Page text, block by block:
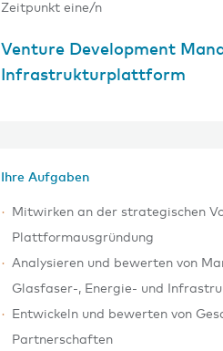
Zeitpunkt eine/n
Venture Development
Infrastrukturplattform
Ihre Aufgaben
Mitwirken an der strategischen
Plattformausgründung
Analysieren und bewerten von
Glasfaser-, Energie- und
Entwickeln und bewerten von
Partnerschaften